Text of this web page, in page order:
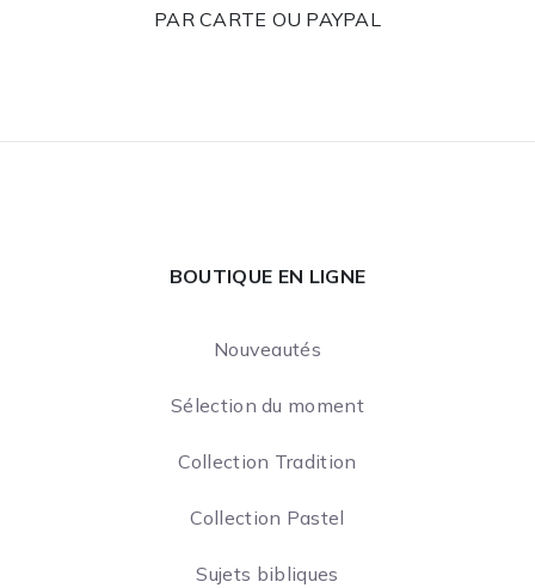
PAR CARTE OU PAYPAL
BOUTIQUE EN LIGNE
Nouveautés
Sélection du moment
Collection Tradition
Collection Pastel
Sujets bibliques